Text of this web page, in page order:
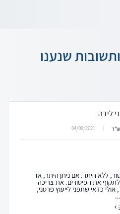
שנענו
לידה
04/08/2021
ללא היתר. אם ניתן היתר, אז
את הפיטורים. את צריכה
אולי כדאי שתפני לייעוץ פרטני,